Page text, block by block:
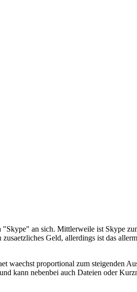
an sich. Mittlerweile ist Skype
Geld, allerdings ist das
waechst proportional zum steigenden
kann nebenbei auch Dateien oder